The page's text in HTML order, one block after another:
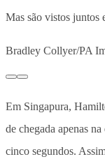
Mas são vistos juntos
Bradley Collyer/PA
Em Singapura,
de chegada apenas
cinco segundos.